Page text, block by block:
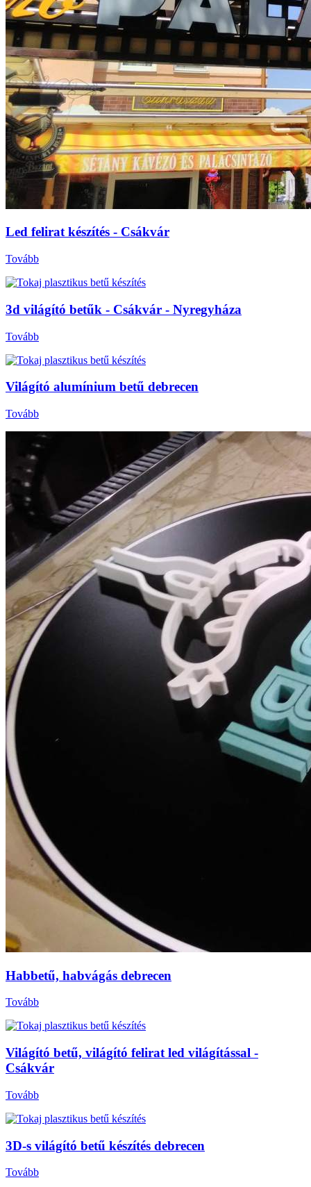
Led felirat készítés - Csákvár
Tovább
3d világító betűk - Csákvár - Nyregyháza
Tovább
Világító alumínium betű debrecen
Tovább
Habbetű, habvágás debrecen
Tovább
Világító betű, világító felirat led világítással -
Csákvár
Tovább
3D-s világító betű készítés debrecen
Tovább